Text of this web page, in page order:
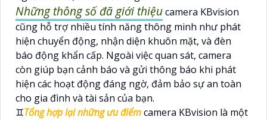
Những thông số đã giới thiệucamera KBvision
cũng hỗ trợ nhiều tính năng thông minh như phát
hiện chuyển động, nhận diện khuôn mặt, và đèn
báo động khẩn cấp. Ngoài việc quan sát, camera
còn giúp bạn cảnh báo và gửi thông báo khi phát
hiện các hoạt động đáng ngờ, đảm bảo sự an toàn
cho gia đình và tài sản của bạn.
♊Tổng hợp lại những ưu điểmcamera KBvision là một